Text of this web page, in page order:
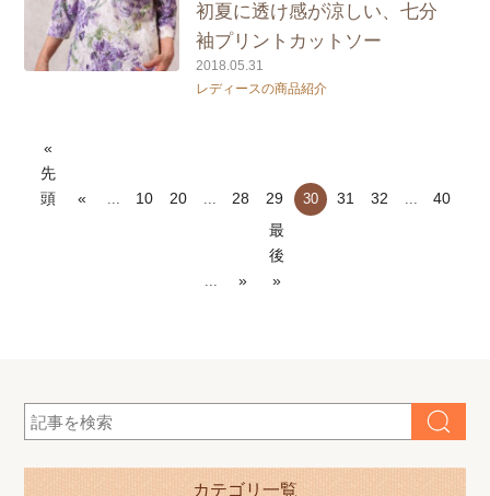
初夏に透け感が涼しい、七分
袖プリントカットソー
2018.05.31
レディースの商品紹介
«
先
頭
« ... 10 20 ... 28 29 30 31 32 ... 40
... »
最
後
»
カテゴリ一覧